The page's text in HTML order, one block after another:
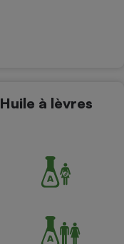
à lèvres